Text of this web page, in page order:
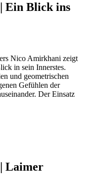
| Ein Blick ins
Nico Amirkhani zeigt
in sein Innerstes.
und geometrischen
Gefühlen der
Der Einsatz
| Laimer